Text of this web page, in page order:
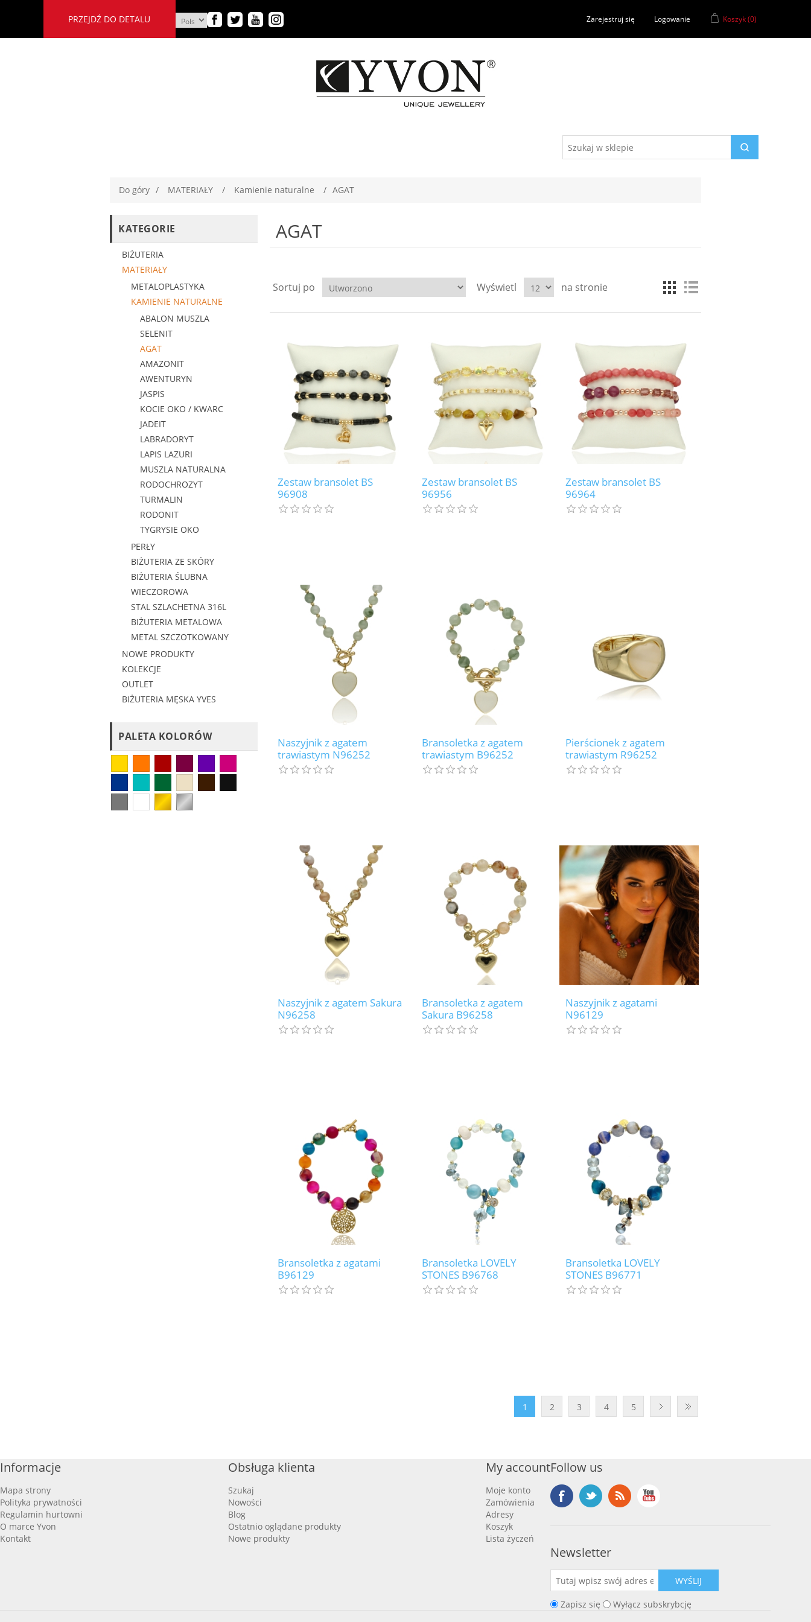
PRZEJDŹ DO DETALU Zarejestruj się Logowanie Koszyk(0)
Do góry / MATERIAŁY / Kamienie naturalne / AGAT
KATEGORIE
BIŻUTERIA
MATERIAŁY
METALOPLASTYKA
KAMIENIE NATURALNE
ABALON MUSZLA
SELENIT
AGAT
AMAZONIT
AWENTURYN
JASPIS
KOCIE OKO / KWARC
JADEIT
LABRADORYT
LAPIS LAZURI
MUSZLA NATURALNA
RODOCHROZYT
TURMALIN
RODONIT
TYGRYSIE OKO
PERŁY
BIŻUTERIA ZE SKÓRY
BIŻUTERIA ŚLUBNA
WIECZOROWA
STAL SZLACHETNA 316L
BIŻUTERIA METALOWA
METAL SZCZOTKOWANY
NOWE PRODUKTY
KOLEKCJE
OUTLET
BIŻUTERIA MĘSKA YVES
PALETA KOLORÓW
AGAT
Sortuj po Wyświetl na stronie
Zestaw bransolet BS
96908
Zestaw bransolet BS
96956
Zestaw bransolet BS
96964
Naszyjnik z agatem
trawiastym N96252
Bransoletka z agatem
trawiastym B96252
Pierścionek z agatem
trawiastym R96252
Naszyjnik z agatem Sakura
N96258
Bransoletka z agatem
Sakura B96258
Naszyjnik z agatami
N96129
Bransoletka z agatami
B96129
Bransoletka LOVELY
STONES B96768
Bransoletka LOVELY
STONES B96771
1 2 3 4 5
Informacje
Mapa strony
Polityka prywatności
Regulamin hurtowni
O marce Yvon
Kontakt
Obsługa klienta
Szukaj
Nowości
Blog
Ostatnio oglądane produkty
Nowe produkty
My account
Moje konto
Zamówienia
Adresy
Koszyk
Lista życzeń
Follow us
Newsletter
WYŚLIJ
Zapisz się Wyłącz subskrybcję